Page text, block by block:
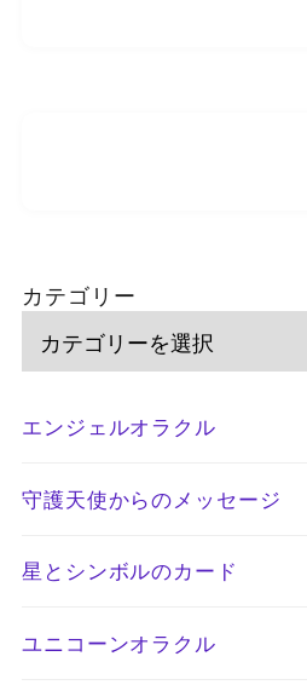
カテゴリー
エンジェルオラクル
守護天使からのメッセージ
星とシンボルのカード
ユニコーンオラクル